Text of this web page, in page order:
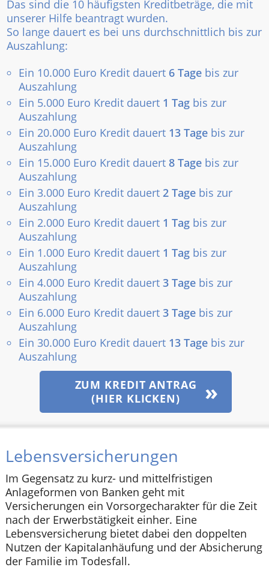
Das sind die 10 häufigsten Kreditbeträge, die mit
unserer Hilfe beantragt wurden.
So lange dauert es bei uns durchschnittlich bis zur
Auszahlung:
Ein 10.000 Euro Kredit dauert6 Tage bis zur
Auszahlung
Ein 5.000 Euro Kredit dauert 1 Tag bis zur
Auszahlung
Ein 20.000 Euro Kredit dauert 13 Tage bis zur
Auszahlung
Ein 15.000 Euro Kredit dauert8 Tage bis zur
Auszahlung
Ein 3.000 Euro Kredit dauert2 Tage bis zur
Auszahlung
Ein 2.000 Euro Kredit dauert 1 Tag bis zur
Auszahlung
Ein 1.000 Euro Kredit dauert 1 Tag bis zur
Auszahlung
Ein 4.000 Euro Kredit dauert3 Tage bis zur
Auszahlung
Ein 6.000 Euro Kredit dauert3 Tage bis zur
Auszahlung
Ein 30.000 Euro Kredit dauert 13 Tage bis zur
Auszahlung
ZUM KREDIT ANTRAG
(HIER KLICKEN)
Lebensversicherungen
Im Gegensatz zu kurz- und mittelfristigen
Anlageformen von Banken geht mit
Versicherungen ein Vorsorgecharakter für die Zeit
nach der Erwerbstätigkeit einher. Eine
Lebensversicherung bietet dabei den doppelten
Nutzen der Kapitalanhäufung und der Absicherung
der Familie im Todesfall.